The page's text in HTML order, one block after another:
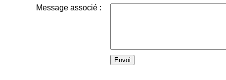
Message associé :